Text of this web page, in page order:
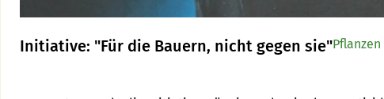
Initiative: "Für die Bauern, nicht gegen sie"Pflanzen